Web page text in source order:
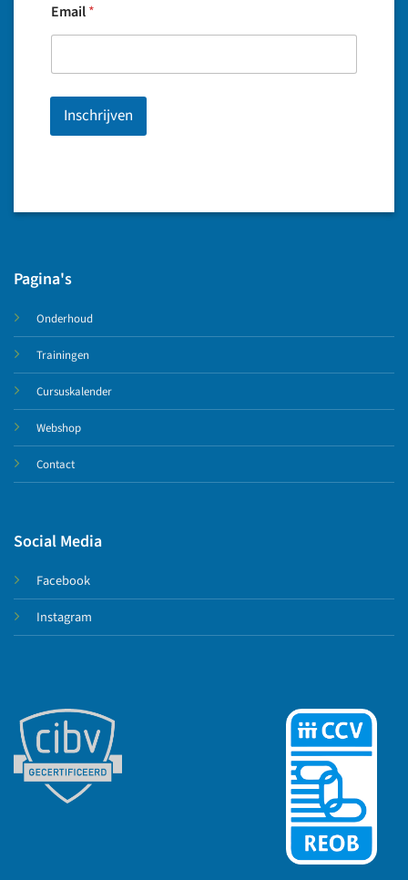
Email*
Inschrijven
Pagina's
Onderhoud
Trainingen
Cursuskalender
Webshop
Contact
Social Media
Facebook
Instagram